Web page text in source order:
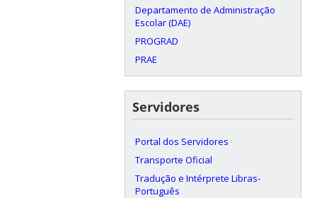
Departamento de Administração
Escolar (DAE)
PROGRAD
PRAE
Servidores
Portal dos Servidores
Transporte Oficial
Tradução e Intérprete Libras-
Português